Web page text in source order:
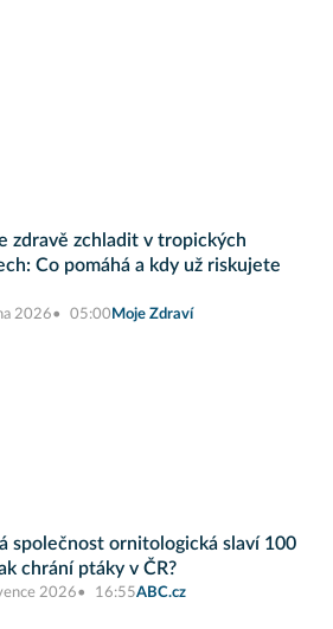
zdravě zchladit v tropických
Co pomáhá a kdy už riskujete
2026 05:00 Moje Zdraví
společnost ornitologická slaví 100
chrání ptáky v ČR?
2026 16:55ABC.cz